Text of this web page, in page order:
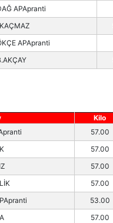
APApranti
APApranti
Kilo
57.00
57.00
57.00
57.00
53.00
57.00